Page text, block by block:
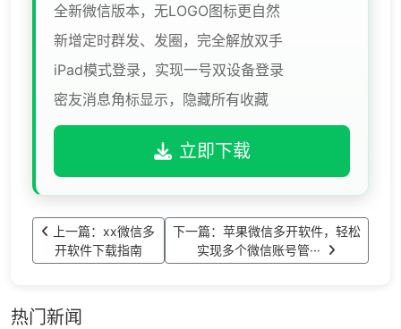
全新微信版本，无LOGO图标更自然
新增定时群发、发圈，完全解放双手
iPad模式登录，实现一号双设备登录
密友消息角标显示，隐藏所有收藏
立即下载
上一篇：xx微信多
开软件下载指南
下一篇：苹果微信多开软件，轻松
实现多个微信账号管···
热门新闻